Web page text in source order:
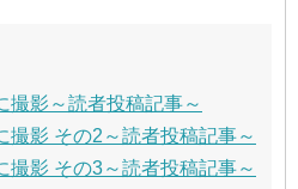
撮影～読者投稿記事～
撮影 その2～読者投稿記事～
撮影 その3～読者投稿記事～